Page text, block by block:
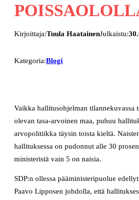
Kirjoittaja:Tuula HaatainenJulkaistu:
Kategoria:Blogi
Vaikka hallitusohjelman tilannekuvassa
olevan tasa-arvoinen maa, puhuu
arvopolitiikka täysin toista kieltä.
hallituksessa on pudonnut alle 30
ministeristä vain 5 on naisia.
SDP:n ollessa pääministeripuolue
Paavo Lipposen johdolla, että